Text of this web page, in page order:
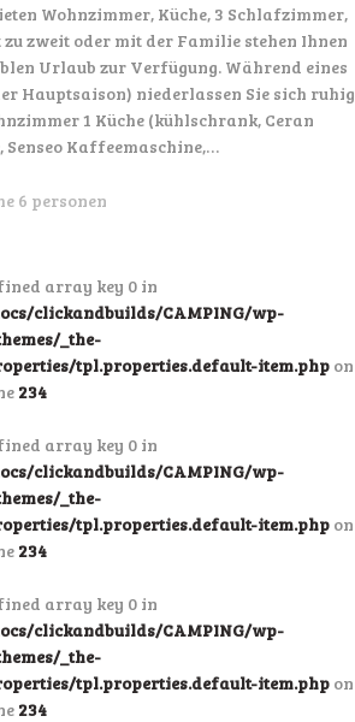
Wohnzimmer, Küche, 3 Schlafzimmer,
zweit oder mit der Familie stehen Ihnen
Urlaub zur Verfügung. Während eines
Hauptsaison) niederlassen Sie sich ruhig
1 Küche (kühlschrank, Ceran
Kaffeemaschine,…
6 personen
array key 0 in
clickandbuilds/CAMPING/wp-
_the-
tpl.properties.default-item.php on
234
array key 0 in
clickandbuilds/CAMPING/wp-
_the-
tpl.properties.default-item.php on
234
array key 0 in
clickandbuilds/CAMPING/wp-
_the-
tpl.properties.default-item.php on
234